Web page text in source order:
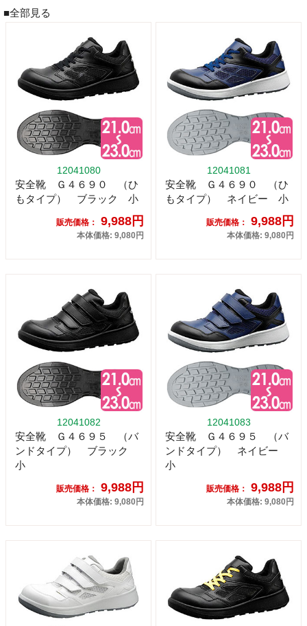
■全部見る
12041080
安全靴 Ｇ４６９０ （ひ
もタイプ） ブラック 小
販売価格： 9,988円
本体価格: 9,080円
12041081
安全靴 Ｇ４６９０ （ひ
もタイプ） ネイビー 小
販売価格： 9,988円
本体価格: 9,080円
12041082
安全靴 Ｇ４６９５ （バ
ンドタイプ） ブラック
小
販売価格： 9,988円
本体価格: 9,080円
12041083
安全靴 Ｇ４６９５ （バ
ンドタイプ） ネイビー
小
販売価格： 9,988円
本体価格: 9,080円